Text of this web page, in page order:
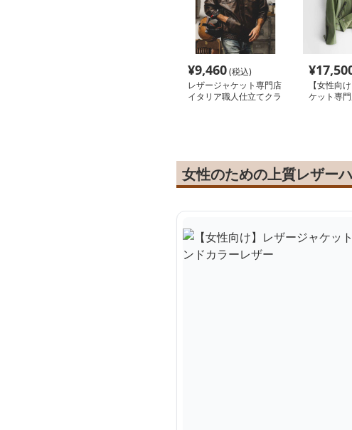
¥9,460(税込)
レザージャケット専門店
イタリア職人仕立てクラ
¥
【女性向
ケット専
女性のための上質レザー